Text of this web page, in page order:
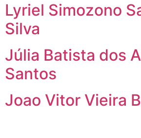
Lyriel Simozono
Silva
Júlia Batista dos
Santos
Joao Vitor Vieira